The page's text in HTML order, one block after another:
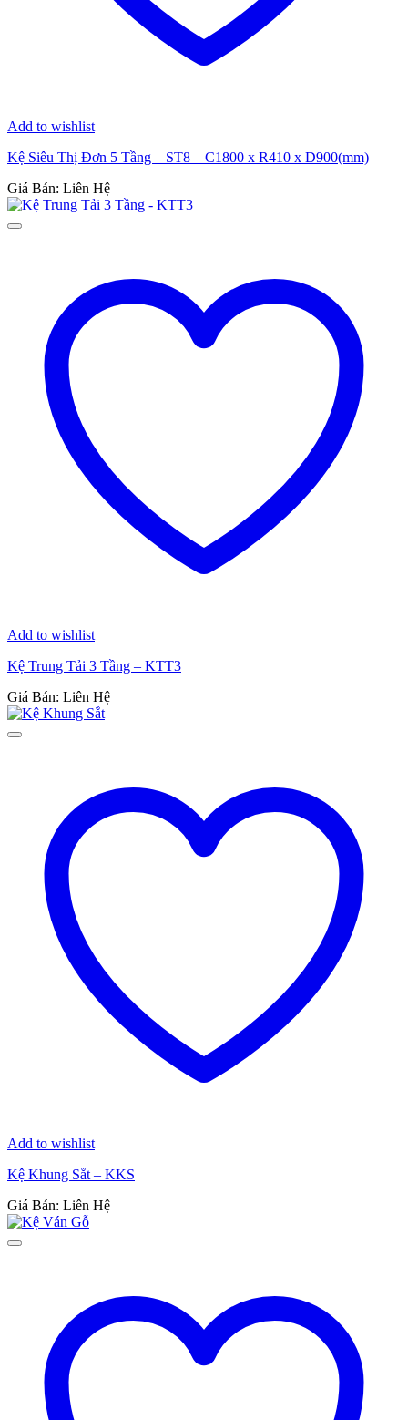
Add to wishlist
Kệ Siêu Thị Đơn 5 Tầng – ST8 – C1800 x R410 x D900(mm)
Giá Bán: Liên Hệ
Add to wishlist
Kệ Trung Tải 3 Tầng – KTT3
Giá Bán: Liên Hệ
Add to wishlist
Kệ Khung Sắt – KKS
Giá Bán: Liên Hệ